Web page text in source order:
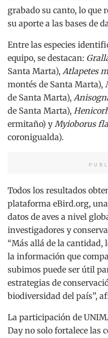
grabado su canto, lo que
su aporte a las bases de
Entre las especies
equipo, se destacan:
Santa Marta), Atlapetes
montés de Santa Marta),
de Santa Marta),
de Santa Marta),
ermitaño) yMyioborus
coronigualda).
Todos los resultados
plataforma eBird.org,
datos de aves a nivel
investigadores y
“Más allá de la cantidad,
la información que
subimos puede ser útil
estrategias de
biodiversidad del país”,
La participación de
Day no solo fortalece las